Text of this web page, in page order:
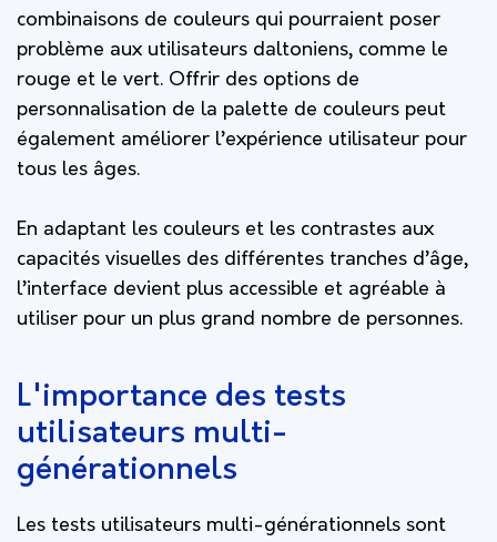
combinaisons de couleurs qui pourraient poser
problème aux utilisateurs daltoniens, comme le
rouge et le vert. Offrir des options de
personnalisation de la palette de couleurs peut
également améliorer l’expérience utilisateur pour
tous les âges.
En adaptant les couleurs et les contrastes aux
capacités visuelles des différentes tranches d’âge,
l’interface devient plus accessible et agréable à
utiliser pour un plus grand nombre de personnes.
L'importance des tests
utilisateurs multi-
générationnels
Les tests utilisateurs multi-générationnels sont